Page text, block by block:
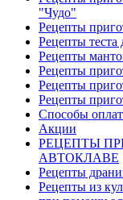
"Чудо"
Рецепты
Рецепты теста
Рецепты
Рецепты
Рецепты
Рецепты
Способы
Акции
РЕЦЕПТЫ
АВТОКЛАВЕ
Рецепты
Рецепты из